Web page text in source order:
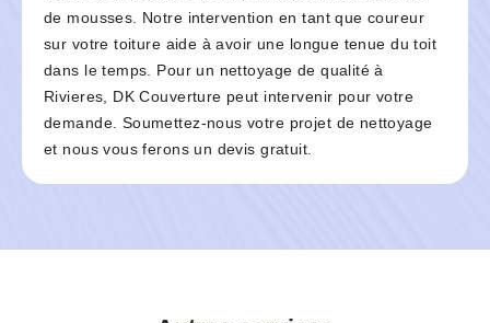
de mousses. Notre intervention en tant que coureur
sur votre toiture aide à avoir une longue tenue du toit
dans le temps. Pour un nettoyage de qualité à
Rivieres, DK Couverture peut intervenir pour votre
demande. Soumettez-nous votre projet de nettoyage
et nous vous ferons un devis gratuit.